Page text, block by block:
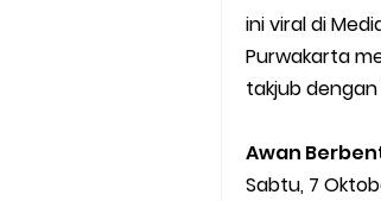
Cara
5 Versi Map
ini viral di
Purwakarta
takjub
Awan
Sabtu, 7